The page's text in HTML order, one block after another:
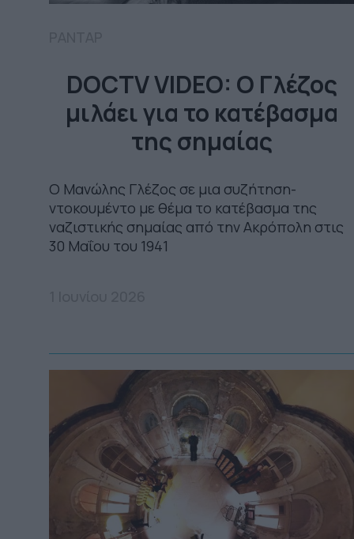
DOCTV VIDEO: Ο Γλέζος
μιλάει για το κατέβασμα
της σημαίας
Ο Μανώλης Γλέζος σε μια συζήτηση-
ντοκουμέντο με θέμα το κατέβασμα της
ναζιστικής σημαίας από την Ακρόπολη στις
30 Μαΐου του 1941